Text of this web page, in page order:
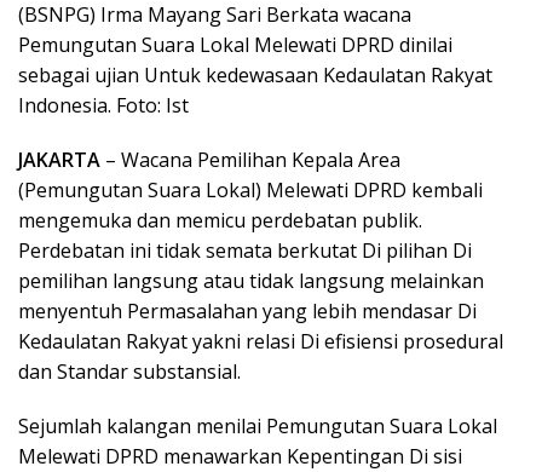
(BSNPG) Irma Mayang Sari Berkata wacana
Pemungutan Suara Lokal Melewati DPRD dinilai
sebagai ujian Untuk kedewasaan Kedaulatan Rakyat
Indonesia. Foto: Ist
JAKARTA – Wacana Pemilihan Kepala Area
(Pemungutan Suara Lokal) Melewati DPRD kembali
mengemuka dan memicu perdebatan publik.
Perdebatan ini tidak semata berkutat Di pilihan Di
pemilihan langsung atau tidak langsung melainkan
menyentuh Permasalahan yang lebih mendasar Di
Kedaulatan Rakyat yakni relasi Di efisiensi prosedural
dan Standar substansial.
Sejumlah kalangan menilai Pemungutan Suara Lokal
Melewati DPRD menawarkan Kepentingan Di sisi